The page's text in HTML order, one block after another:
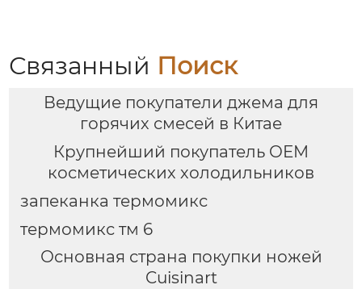
Связанный Поиск
Ведущие покупатели джема для
горячих смесей в Китае
Крупнейший покупатель OEM
косметических холодильников
запеканка термомикс
термомикс тм 6
Основная страна покупки ножей
Cuisinart